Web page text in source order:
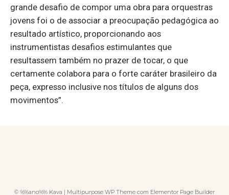
grande desafio de compor uma obra para orquestras
jovens foi o de associar a preocupação pedagógica ao
resultado artístico, proporcionando aos
instrumentistas desafios estimulantes que
resultassem também no prazer de tocar, o que
certamente colabora para o forte caráter brasileiro da
peça, expresso inclusive nos títulos de alguns dos
movimentos”.
© %%ano%% Kava | Multipurpose WP Theme com Elementor Page Builder